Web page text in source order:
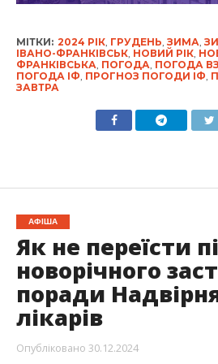
МІТКИ: 2024 РІК, ГРУДЕНЬ ЗИМА
ІВАНО-ФРАНКІВСЬК, НОВИЙ РІК,
ФРАНКІВСЬКА ПОГОДА ПОГОДА
ПОГОДА ІФ ПРОГНОЗ ПОГОДИ ІФ
ЗАВТРА
АФІША
Як не переїсти
новорічного
поради
лікарів
Опубліковано 30.12.2024